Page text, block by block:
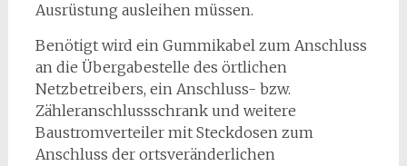
Ausrüstung ausleihen müssen.
Benötigt wird ein Gummikabel zum Anschluss
an die Übergabestelle des örtlichen
Netzbetreibers, ein Anschluss- bzw.
Zähleranschlussschrank und weitere
Baustromverteiler mit Steckdosen zum
Anschluss der ortsveränderlichen